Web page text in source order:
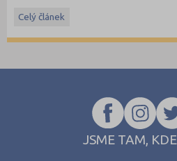
Celý článek
JSME TAM,